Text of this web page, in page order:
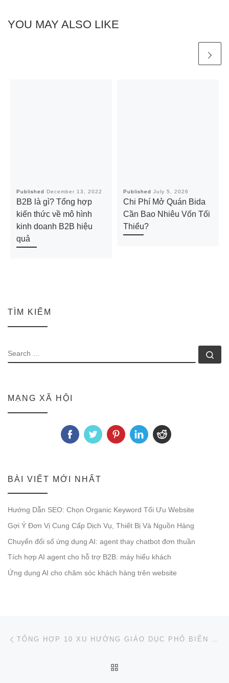
YOU MAY ALSO LIKE
Published December 13, 2022
B2B là gì? Tổng hợp
kiến thức về mô hình
kinh doanh B2B hiệu
quả
Published July 5, 2026
Chi Phí Mở Quán Bida
Cần Bao Nhiêu Vốn Tối
Thiểu?
TÌM KIẾM
SEARCH
MẠNG XÃ HỘI
BÀI VIẾT MỚI NHẤT
Hướng Dẫn SEO: Chọn Organic Keyword Tối Ưu Website
Gợi Ý Đơn Vị Cung Cấp Dịch Vụ, Thiết Bị Và Nguồn Hàng
Chuyển đổi số ứng dụng AI: agent thay chatbot đơn thuần
Tích hợp AI agent cho hỗ trợ B2B: máy hiểu khách
Ứng dụng AI cho chăm sóc khách hàng trên website
Post navigation TỔNG HỢP 10 XU HƯỚNG GIÁO DỤC PHỔ BIẾN TRONG XÃ HỘI HIỆN NAY